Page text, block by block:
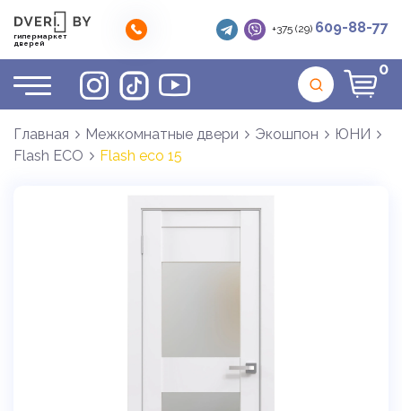
гипермаркет
дверей
+375 (29) 609-88-77
0
Главная Межкомнатные двери Экошпон
ЮНИ
Flash ECO
Flash eco 15